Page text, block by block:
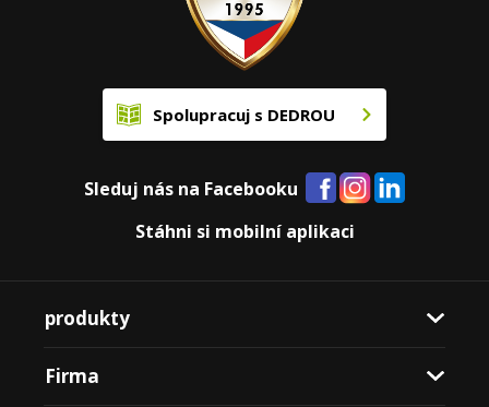
Spolupracuj s DEDROU
Sleduj nás na Facebooku
Stáhni si mobilní aplikaci
produkty
Firma